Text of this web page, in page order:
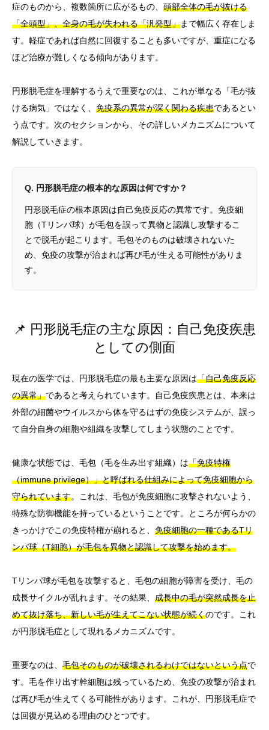
症のものから、複数箇所に広がるもの、 頭部全体の毛が抜ける
「全頭型」、全身の毛が失われる「汎発型」まで幅広く存在しま
す。軽症であれば自然に回復することも多いですが、重症になる
ほど治療が難しくなる傾向があります。
円形脱毛症を理解するうえで重要なのは、これが単なる「毛が抜
ける病気」ではなく、 免疫系の異常が深く関わる疾患であるとい
う点です。次のセクションから、その詳しいメカニズムについて
解説していきます。
Q. 円形脱毛症の根本的な原因は何ですか？
円形脱毛症の根本原因は自己免疫反応の異常です。免疫細
胞（Tリンパ球）が毛包を誤って異物と認識し攻撃するこ
とで脱毛が起こります。毛包そのものは破壊されないた
め、免疫の攻撃が治まれば再び毛が生える可能性がありま
す。
📌 円形脱毛症の主な原因：自己免疫疾患
としての側面
現在の医学では、円形脱毛症の最も主要な原因は「自己免疫反応
の異常」であると考えられています。自己免疫疾患とは、本来は
外部の細菌やウイルスから体を守るはずの免疫システムが、誤っ
て自分自身の細胞や組織を攻撃してしまう状態のことです。
健康な状態では、毛包（毛を生み出す組織）は「免疫特権
（immune privilege）」と呼ばれる仕組みによって免疫細胞から
守られています。これは、毛包が免疫細胞に攻撃されないよう、
特殊な防御機能を持っているということです。ところが何らかの
きっかけでこの免疫特権が崩れると、 免疫細胞の一種であるTリ
ンパ球（T細胞）が毛包を異物と認識して攻撃を始めます。
Tリンパ球が毛包を攻撃すると、毛包の細胞が障害を受け、毛の
成長サイクルが乱れます。その結果、 成長中の毛が突然成長を止
めて抜け落ち、新しい毛が生えてこない状態が続くのです。これ
が円形脱毛症として現れるメカニズムです。
重要なのは、 毛包そのものが破壊されるわけではないという点で
す。毛を作り出す幹細胞は残っているため、免疫の攻撃が治まれ
ば再び毛が生えてくる可能性があります。これが、円形脱毛症で
は回復が見込める理由のひとつです。